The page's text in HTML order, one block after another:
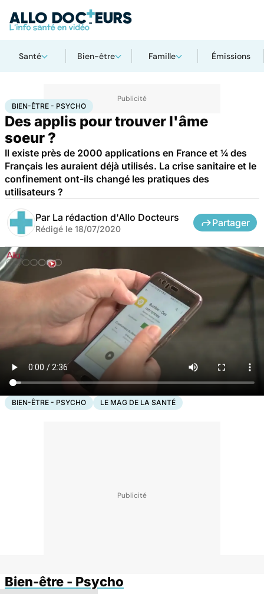
Santé Bien-être Famille Émissions
AccueilSanté Bien-être - Psycho
BIEN-ÊTRE - PSYCHO
Des applis pour trouver l'âme
soeur ?
Il existe près de 2000 applications en France et ¼ des
Français les auraient déjà utilisés. La crise sanitaire et le
confinement ont-ils changé les pratiques des
utilisateurs ?
Par La rédaction d'Allo Docteurs
Rédigé le 18/07/2020
Partager
BIEN-ÊTRE - PSYCHO LE MAG DE LA SANTÉ
Bien-être - Psycho